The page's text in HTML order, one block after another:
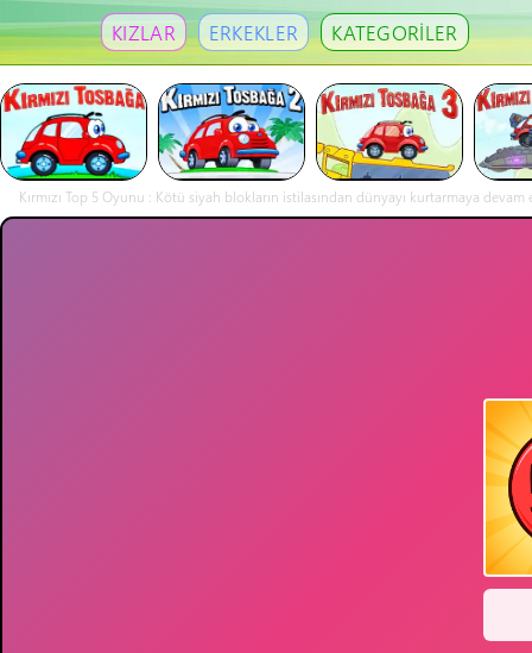
KIZLAR ERKEKLER KATEGORİLER
Kırmızı Top 5 Oyunu : Kötü siyah blokların istilasından dünyayı kurtarmaya